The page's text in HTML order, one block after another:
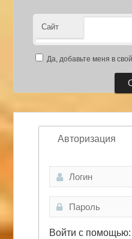
Сайт
Да, добавьте меня в
Авторизация
Войти с помощью: